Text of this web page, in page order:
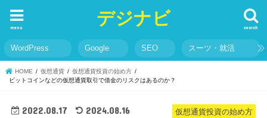
デジナビ search
menu
WordPress Google SEO スーツ・就活
HOME 仮想通貨
仮想通貨投資の始め方
ビットコインなどの仮想通貨取引で借金のリスクはあるのか？
仮想通貨投資の始め方
2022.08.17 2024.08.16